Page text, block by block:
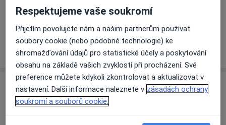
Informace o službách a cenách nejsou k dispozici
svých službách.
Adresa
268 31
Respektujeme vaše soukromí
Přijetím povolujete nám a našim partnerům používat
soubory cookie (nebo podobné technologie) ke
shromažďování údajů pro statistické účely a poskytování
obsahu na základě vašich zvyklostí při procházení. Své
preference můžete kdykoli zkontrolovat a aktualizovat v
nastavení. Další informace naleznete v zásadách ochrany
soukromí a souborů cookie.